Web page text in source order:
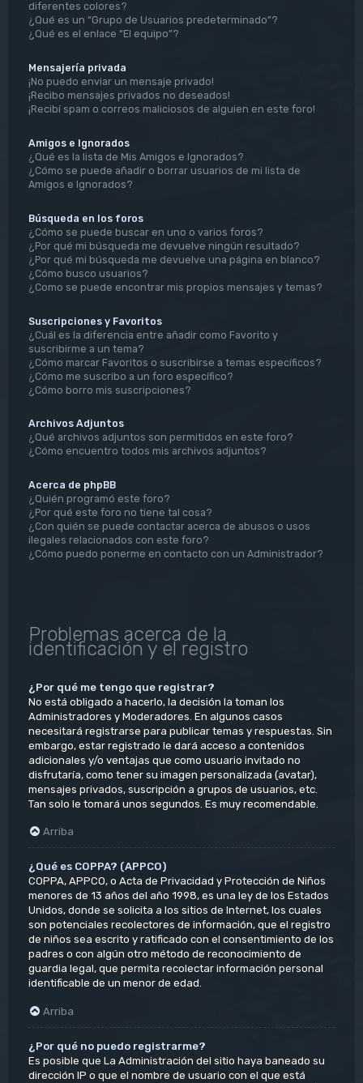
diferentes colores?
¿Qué es un “Grupo de Usuarios predeterminado”?
¿Qué es el enlace “El equipo”?
Mensajería privada
¡No puedo enviar un mensaje privado!
¡Recibo mensajes privados no deseados!
¡Recibí spam o correos maliciosos de alguien en este foro!
Amigos e Ignorados
¿Qué es la lista de Mis Amigos e Ignorados?
¿Cómo se puede añadir o borrar usuarios de mi lista de
Amigos e Ignorados?
Búsqueda en los foros
¿Cómo se puede buscar en uno o varios foros?
¿Por qué mi búsqueda me devuelve ningún resultado?
¿Por qué mi búsqueda me devuelve una página en blanco?
¿Cómo busco usuarios?
¿Como se puede encontrar mis propios mensajes y temas?
Suscripciones y Favoritos
¿Cuál es la diferencia entre añadir como Favorito y
suscribirme a un tema?
¿Cómo marcar Favoritos o suscribirse a temas específicos?
¿Cómo me suscribo a un foro específico?
¿Cómo borro mis suscripciones?
Archivos Adjuntos
¿Qué archivos adjuntos son permitidos en este foro?
¿Cómo encuentro todos mis archivos adjuntos?
Acerca de phpBB
¿Quién programó este foro?
¿Por qué este foro no tiene tal cosa?
¿Con quién se puede contactar acerca de abusos o usos
ilegales relacionados con este foro?
¿Cómo puedo ponerme en contacto con un Administrador?
Problemas acerca de la
identificación y el registro
¿Por qué me tengo que registrar?
No está obligado a hacerlo, la decisión la toman los
Administradores y Moderadores. En algunos casos
necesitará registrarse para publicar temas y respuestas. Sin
embargo, estar registrado le dará acceso a contenidos
adicionales y/o ventajas que como usuario invitado no
disfrutaría, como tener su imagen personalizada (avatar),
mensajes privados, suscripción a grupos de usuarios, etc.
Tan solo le tomará unos segundos. Es muy recomendable.
Arriba
¿Qué es COPPA? (APPCO)
COPPA, APPCO, o Acta de Privacidad y Protección de Niños
menores de 13 años del año 1998, es una ley de los Estados
Unidos, donde se solicita a los sitios de Internet, los cuales
son potenciales recolectores de información, que el registro
de niños sea escrito y ratificado con el consentimiento de los
padres o con algún otro método de reconocimiento de
guardia legal, que permita recolectar información personal
identificable de un menor de edad.
Arriba
¿Por qué no puedo registrarme?
Es posible que La Administración del sitio haya baneado su
dirección IP o que el nombre de usuario con el que está